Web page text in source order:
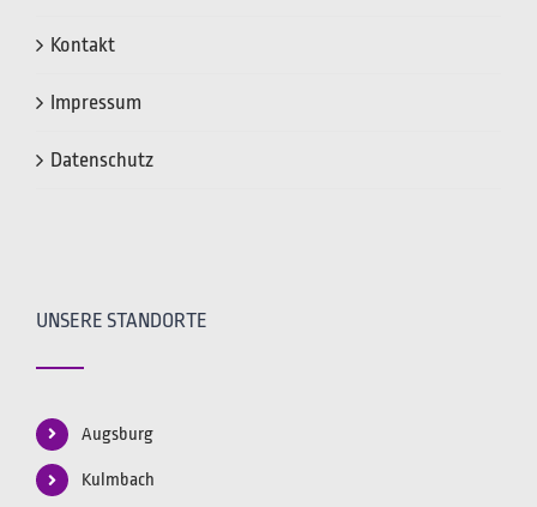
Kontakt
Impressum
Datenschutz
UNSERE STANDORTE
Augsburg
Kulmbach